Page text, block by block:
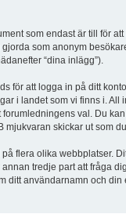
som endast är till för
som anonym
“dina inlägg”).
för att logga in på ditt
i landet som vi finns i.
val. Du
skickar ut som
flera olika webbplatser.
tredje part att fråga
ditt användarnamn och